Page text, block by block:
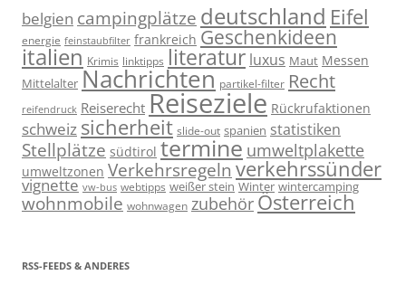
belgien campingplätze deutschland Eifel
energie feinstaubfilter frankreich Geschenkideen
italien Krimis linktipps literatur luxus Maut Messen
Mittelalter Nachrichten partikel-filter Recht
reifendruck Reiserecht Reiseziele Rückrufaktionen
schweiz sicherheit slide-out spanien statistiken
Stellplätze südtirol termine umweltplakette
umweltzonen Verkehrsregeln verkehrssünder
vignette vw-bus webtipps weißer stein Winter wintercamping
wohnmobile wohnwagen zubehör Österreich
RSS-FEEDS & ANDERES